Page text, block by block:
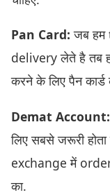
Pan Card: जब हम
delivery लेते है तब
करने के लिए पैन कार्ड
Demat Account:
लिए सबसे जरूरी
exchange में
का.